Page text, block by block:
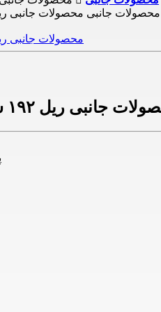
جانبی ریل ۱۹۲ سانتی‌متر پارس شعاع